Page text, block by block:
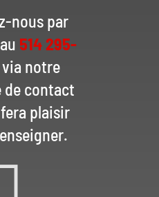
nous par
514 295-
notre
contact
plaisir